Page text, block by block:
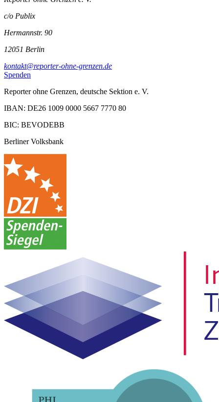
c/o Publix
Hermannstr. 90
12051 Berlin
kontakt@reporter-ohne-grenzen.de
Spenden
Reporter ohne Grenzen, deutsche Sektion e. V.
IBAN: DE26 1009 0000 5667 7770 80
BIC: BEVODEBB
Berliner Volksbank